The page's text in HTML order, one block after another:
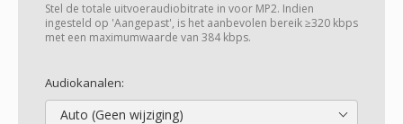
Stel de totale uitvoeraudiobitrate in voor MP2. Indien
ingesteld op 'Aangepast', is het aanbevolen bereik ≥320 kbps
met een maximumwaarde van 384 kbps.
Audiokanalen:
Auto (Geen wijziging)